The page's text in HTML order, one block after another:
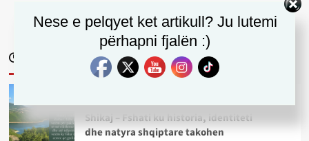
Antarësohu
Popular Trending
Shikaj – Fshati ku historia, identiteti
dhe natyra shqiptare takohen
Nese e pelqyet ket artikull? Ju lutemi
përhapni fjalën :)